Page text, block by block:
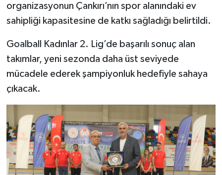
organizasyonun Çankırı’nın spor alanındaki ev
sahipliği kapasitesine de katkı sağladığı belirtildi.
Goalball Kadınlar 2. Lig’de başarılı sonuç alan
takımlar, yeni sezonda daha üst seviyede
mücadele ederek şampiyonluk hedefiyle sahaya
çıkacak.